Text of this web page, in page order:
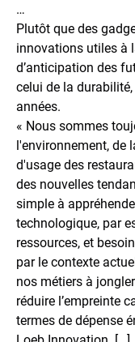
…
Plutôt que des
innovations utiles à
d’anticipation des
celui de la
années.
« Nous sommes
l'environnement, de
d'usage des
des nouvelles
simple à
technologique, par
ressources, et
par le contexte
nos métiers à
réduire l’empreinte
termes de dépense